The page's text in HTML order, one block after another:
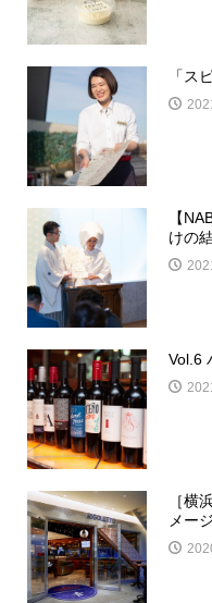
「ス
【
けの
Vol.6
［横
メー